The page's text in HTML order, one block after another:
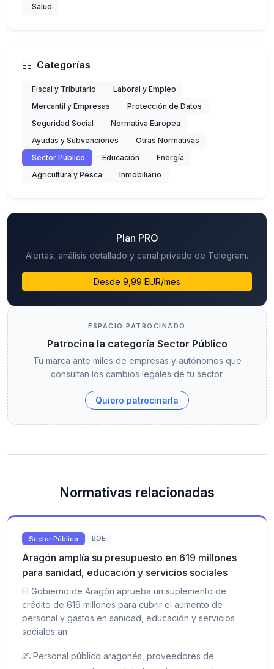
Salud
Categorías
Fiscal y Tributario
Laboral y Empleo
Mercantil y Empresas
Protección de Datos
Seguridad Social
Normativa Europea
Ayudas y Subvenciones
Otras Normativas
Sector Público
Educación
Energía
Agricultura y Pesca
Inmobiliario
Plan PRO
Alertas, análisis detallado y canal privado de Telegram.
Desde 9,99 EUR/mes
ESPACIO PATROCINADO
Patrocina la categoría Sector Público
Tu marca ante miles de empresas y autónomos que
consultan los cambios legales de tu sector.
Quiero patrocinarla
Normativas relacionadas
Sector Público BOE
Aragón amplía su presupuesto en 619 millones
para sanidad, educación y servicios sociales
El Gobierno de Aragón aprueba un suplemento de
crédito de 619 millones para cubrir el aumento de
personal y gastos en sanidad, educación y servicios
sociales an...
Personal público aragonés, proveedores de